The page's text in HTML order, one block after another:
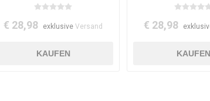
€ 28,98 exklusiveVersand € 28,98